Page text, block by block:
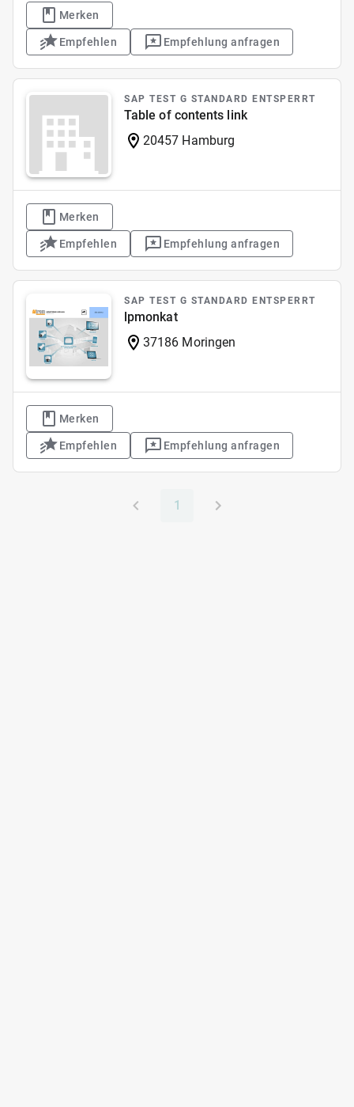
Merken
Empfehlen Empfehlung anfragen
SAP TEST G STANDARD ENTSPERRT
Table of contents link
20457 Hamburg
Merken
Empfehlen Empfehlung anfragen
SAP TEST G STANDARD ENTSPERRT
lpmonkat
37186 Moringen
Merken
Empfehlen Empfehlung anfragen
1